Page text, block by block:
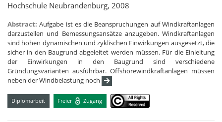
Hochschule Neubrandenburg, 2008
Abstract:Aufgabe ist es die Beanspruchungen auf Windkraftanlagen
darzustellen und Bemessungsansätze anzugeben. Windkraftanlagen
sind hohen dynamischen und zyklischen Einwirkungen ausgesetzt, die
sicher in den Baugrund abgeleitet werden müssen. Für die Einleitung
der Einwirkungen in den Baugrund sind verschiedene
Gründungsvarianten ausführbar. Offshorewindkraftanlagen müssen
neben der Windbelastung noch
Diplomarbeit Freier Zugang